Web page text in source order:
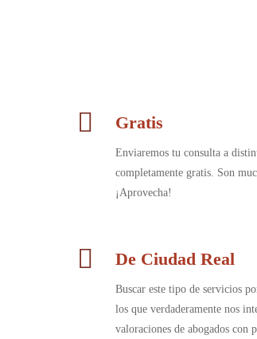
Gratis
Enviaremos tu consulta a
completamente gratis. Son
¡Aprovecha!
De Ciudad Real
Buscar este tipo de servicios
los que verdaderamente nos
valoraciones de abogados con